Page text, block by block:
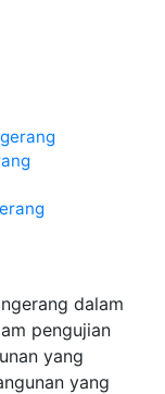
dalam
pengujian
yang
yang